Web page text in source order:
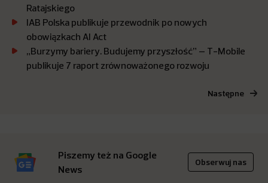
Ratajskiego
IAB Polska publikuje przewodnik po nowych
obowiązkach AI Act
„Burzymy bariery. Budujemy przyszłość” – T-Mobile
publikuje 7 raport zrównoważonego rozwoju
Następne
Piszemy też na Google
News
Obserwuj nas